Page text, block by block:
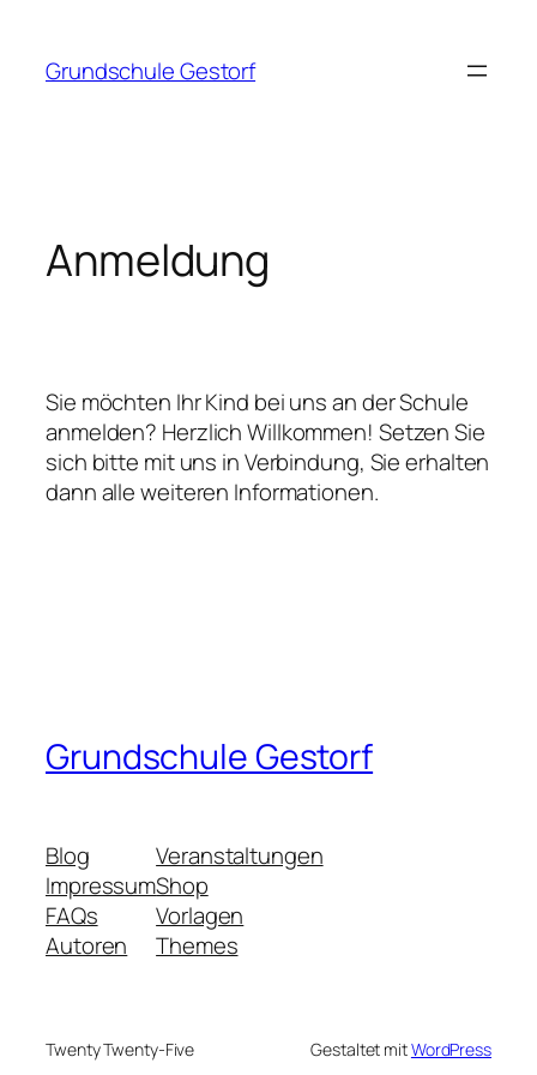
springen
Grundschule Gestorf
Anmeldung
Sie möchten Ihr Kind bei uns an der Schule
anmelden? Herzlich Willkommen! Setzen Sie
sich bitte mit uns in Verbindung, Sie erhalten
dann alle weiteren Informationen.
Grundschule Gestorf
Blog
Impressum
FAQs
Autoren
Veranstaltungen
Shop
Vorlagen
Themes
Twenty Twenty-Five Gestaltet mitWordPress